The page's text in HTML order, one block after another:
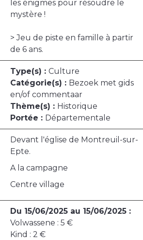
les énigmes pour résoudre le
mystère !
> Jeu de piste en famille à partir
de 6 ans.
Type(s) : Culture
Catégorie(s) : Bezoek met gids
en/of commentaar
Thème(s) : Historique
Portée : Départementale
Devant l'église de Montreuil-sur-
Epte.
A la campagne
Centre village
Du 15/06/2025 au 15/06/2025 :
Volwassene : 5 €
Kind : 2 €